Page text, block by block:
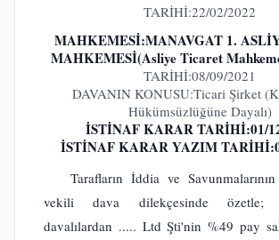
TARİHİ:22/02/2022
MAHKEMESİ:MANAVGAT 1.
MAHKEMESİ(Asliye Ticaret
TARİHİ:08/09/2021
DAVANIN KONUSU:Ticari Şirket
Hükümsüzlüğüne Dayalı)
İSTİNAF KARAR TARİHİ:01/
İSTİNAF KARAR YAZIM
Tarafların İddia ve
vekili dava dilekçesinde özetle;
davalılardan ..... Ltd Şti'nin %49 pay